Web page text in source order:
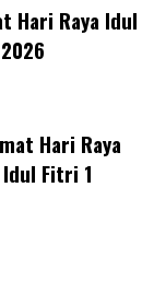
Hari Raya Idul
Hari Raya
Idul Fitri 1